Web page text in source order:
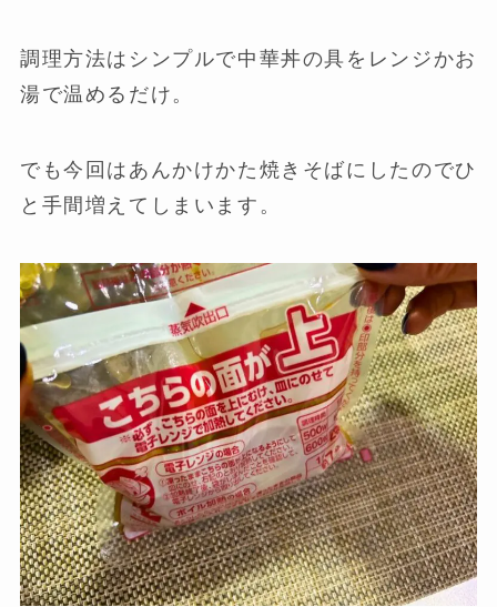
調理方法はシンプルで中華丼の具をレンジかお
湯で温めるだけ。
でも今回はあんかけかた焼きそばにしたのでひ
と手間増えてしまいます。